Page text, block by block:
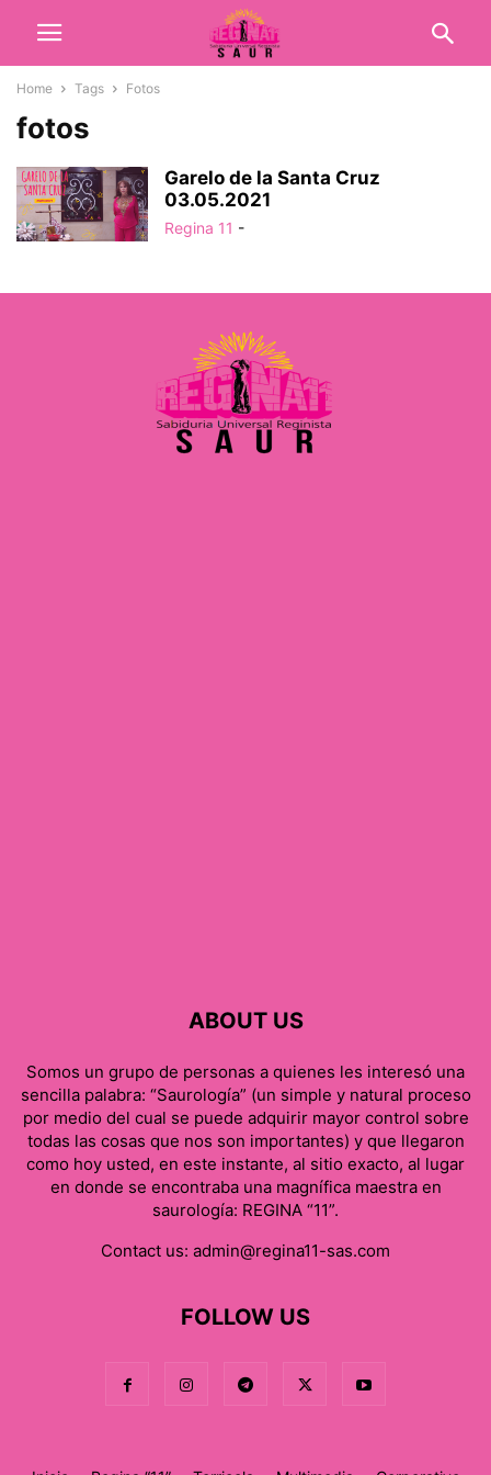
Home Tags Fotos
fotos
Garelo de la Santa Cruz
03.05.2021
Regina 11 -
ABOUT US
Somos un grupo de personas a quienes les interesó una
sencilla palabra: “Saurología” (un simple y natural proceso
por medio del cual se puede adquirir mayor control sobre
todas las cosas que nos son importantes) y que llegaron
como hoy usted, en este instante, al sitio exacto, al lugar
en donde se encontraba una magnífica maestra en
saurología: REGINA “11”.
Contact us: admin@regina11-sas.com
FOLLOW US